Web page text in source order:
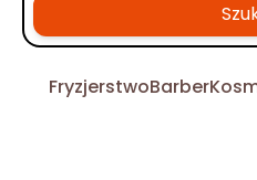
FryzjerstwoBarber